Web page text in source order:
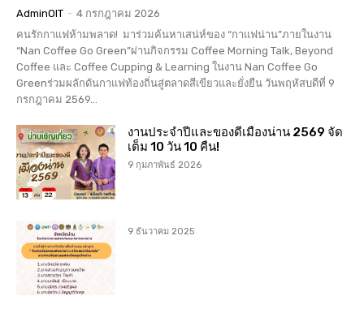
AdminOIT - 4 กรกฎาคม 2026
คนรักกาแฟห้ามพลาด! มาร่วมค้นหาเสน่ห์ของ “กาแฟน่าน”ภายในงาน
“Nan Coffee Go Green”ผ่านกิจกรรม Coffee Morning Talk, Beyond
Coffee และ Coffee Cupping & Learning ในงาน Nan Coffee Go
Greenร่วมผลักดันกาแฟท้องถิ่นสู่ตลาดสีเขียวและยั่งยืน วันพฤหัสบดีที่ 9
กรกฎาคม 2569...
งานประจำปีและของดีเมืองน่าน 2569 จัด
เต็ม 10 วัน 10 คืน!
9 กุมภาพันธ์ 2026
9 ธันวาคม 2025